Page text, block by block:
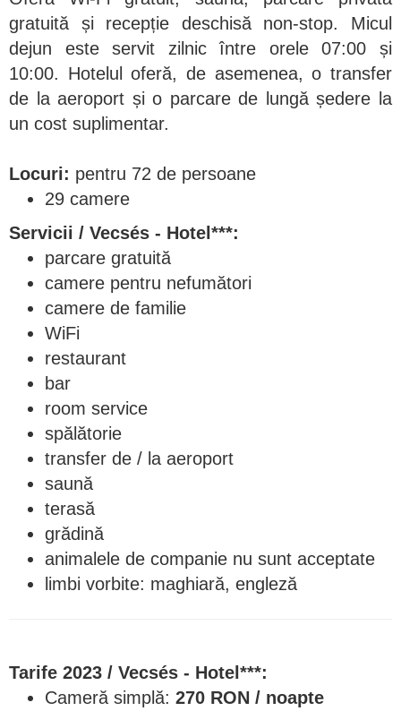
gratuită și recepție deschisă non-stop. Micul
dejun este servit zilnic între orele 07:00 și
10:00. Hotelul oferă, de asemenea, o transfer
de la aeroport și o parcare de lungă ședere la
un cost suplimentar.
Locuri: pentru 72 de persoane
29 camere
Servicii / Vecsés - Hotel***:
parcare gratuită
camere pentru nefumători
camere de familie
WiFi
restaurant
bar
room service
spălătorie
transfer de / la aeroport
saună
terasă
grădină
animalele de companie nu sunt acceptate
limbi vorbite: maghiară, engleză
Tarife 2023 / Vecsés - Hotel***:
Cameră simplă: 270 RON / noapte